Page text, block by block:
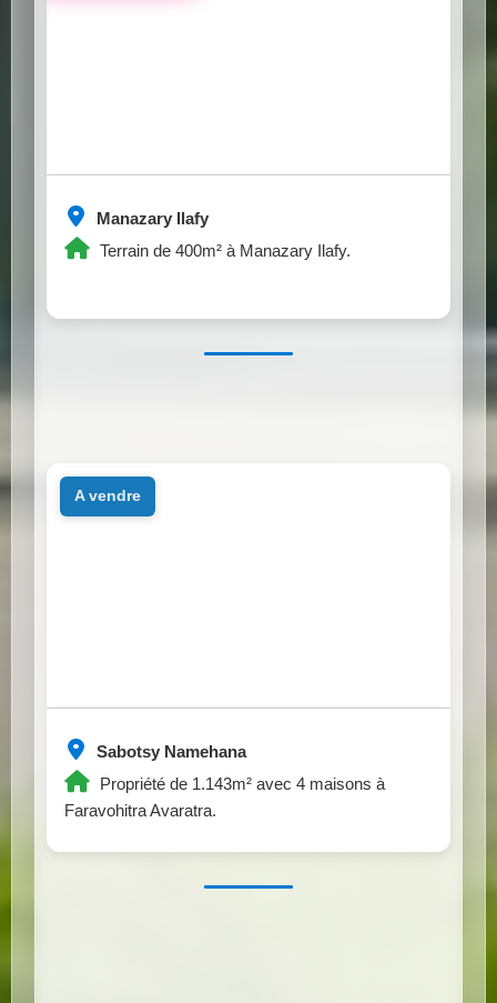
Manazary Ilafy
Terrain de 400m² à Manazary Ilafy.
Sabotsy Namehana
Propriété de 1.143m² avec 4 maisons à
Faravohitra Avaratra.
a vendre